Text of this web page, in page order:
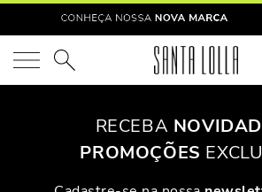
O que você está procurando?
OOPS!
Não Encontramos Nenhum Resultado
deserto-eucalipto-2-